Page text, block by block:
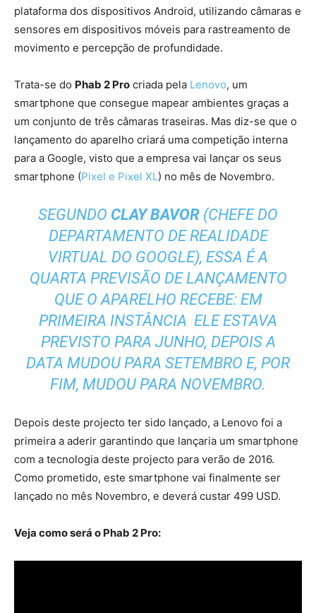
plataforma dos dispositivos Android, utilizando câmaras e
sensores em dispositivos móveis para rastreamento de
movimento e percepção de profundidade.
Trata-se do Phab 2 Pro criada pela Lenovo, um
smartphone que consegue mapear ambientes graças a
um conjunto de três câmaras traseiras. Mas diz-se que o
lançamento do aparelho criará uma competição interna
para a Google, visto que a empresa vai lançar os seus
smartphone (Pixel e Pixel XL) no mês de Novembro.
SEGUNDO CLAY BAVOR (CHEFE DO
DEPARTAMENTO DE REALIDADE
VIRTUAL DO GOOGLE), ESSA É A
QUARTA PREVISÃO DE LANÇAMENTO
QUE O APARELHO RECEBE: EM
PRIMEIRA INSTÂNCIA ELE ESTAVA
PREVISTO PARA JUNHO, DEPOIS A
DATA MUDOU PARA SETEMBRO E, POR
FIM, MUDOU PARA NOVEMBRO.
Depois deste projecto ter sido lançado, a Lenovo foi a
primeira a aderir garantindo que lançaria um smartphone
com a tecnologia deste projecto para verão de 2016.
Como prometido, este smartphone vai finalmente ser
lançado no mês Novembro, e deverá custar 499 USD.
Veja como será o Phab 2 Pro: